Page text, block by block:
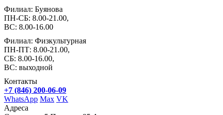
Филиал: Буянова
ПН-СБ: 8.00-21.00,
ВС: 8.00-16.00
Филиал: Физкультурная
ПН-ПТ: 8.00-21.00,
СБ: 8.00-16.00,
ВС: выходной
Контакты
+7 (846) 200-06-09
WhatsApp Max VK
Адреса